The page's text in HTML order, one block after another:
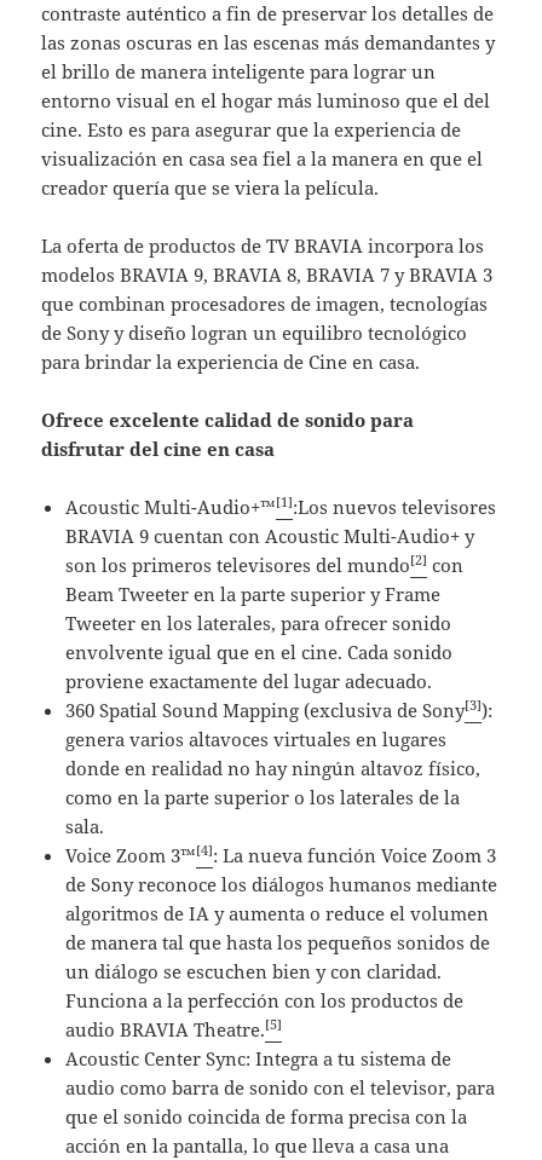
contraste auténtico a fin de preservar los detalles de
las zonas oscuras en las escenas más demandantes y
el brillo de manera inteligente para lograr un
entorno visual en el hogar más luminoso que el del
cine. Esto es para asegurar que la experiencia de
visualización en casa sea fiel a la manera en que el
creador quería que se viera la película.
La oferta de productos de TV BRAVIA incorpora los
modelos BRAVIA 9, BRAVIA 8, BRAVIA 7 y BRAVIA 3
que combinan procesadores de imagen, tecnologías
de Sony y diseño logran un equilibro tecnológico
para brindar la experiencia de Cine en casa.
Ofrece excelente calidad de sonido para
disfrutar del cine en casa
Acoustic Multi-Audio+™[1]:Los nuevos televisores
BRAVIA 9 cuentan con Acoustic Multi-Audio+ y
son los primeros televisores del mundo[2] con
Beam Tweeter en la parte superior y Frame
Tweeter en los laterales, para ofrecer sonido
envolvente igual que en el cine. Cada sonido
proviene exactamente del lugar adecuado.
360 Spatial Sound Mapping (exclusiva de Sony[3]):
genera varios altavoces virtuales en lugares
donde en realidad no hay ningún altavoz físico,
como en la parte superior o los laterales de la
sala.
Voice Zoom 3™[4]: La nueva función Voice Zoom 3
de Sony reconoce los diálogos humanos mediante
algoritmos de IA y aumenta o reduce el volumen
de manera tal que hasta los pequeños sonidos de
un diálogo se escuchen bien y con claridad.
Funciona a la perfección con los productos de
audio BRAVIA Theatre.[5]
Acoustic Center Sync: Integra a tu sistema de
audio como barra de sonido con el televisor, para
que el sonido coincida de forma precisa con la
acción en la pantalla, lo que lleva a casa una